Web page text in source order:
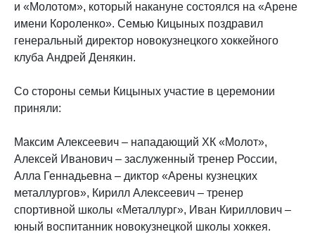
и «Молотом», который накануне состоялся на «Арене
имени Короленко». Семью Кицыных поздравил
генеральный директор новокузнецкого хоккейного
клуба Андрей Денякин.
Со стороны семьи Кицыных участие в церемонии
приняли:
Максим Алексеевич – нападающий ХК «Молот»,
Алексей Иванович – заслуженный тренер России,
Алла Геннадьевна – диктор «Арены кузнецких
металлургов», Кирилл Алексеевич – тренер
спортивной школы «Металлург», Иван Кириллович –
юный воспитанник новокузнецкой школы хоккея.